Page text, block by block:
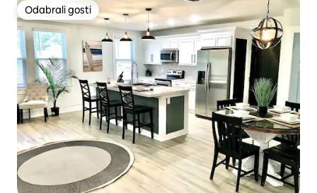
Odabrali gosti
Odabrali gosti